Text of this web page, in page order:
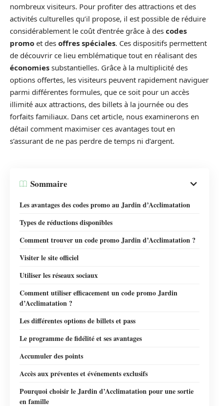
nombreux visiteurs. Pour profiter des attractions et des
activités culturelles qu’il propose, il est possible de réduire
considérablement le coût d’entrée grâce à des codes
promo et des offres spéciales. Ces dispositifs permettent
de découvrir ce lieu emblématique tout en réalisant des
économies substantielles. Grâce à la multiplicité des
options offertes, les visiteurs peuvent rapidement naviguer
parmi différentes formules, que ce soit pour un accès
illimité aux attractions, des billets à la journée ou des
forfaits familiaux. Dans cet article, nous examinerons en
détail comment maximiser ces avantages tout en
s’assurant de ne pas perdre de temps ni d’argent.
Sommaire
Les avantages des codes promo au Jardin d’Acclimatation
Types de réductions disponibles
Comment trouver un code promo Jardin d’Acclimatation ?
Visiter le site officiel
Utiliser les réseaux sociaux
Comment utiliser efficacement un code promo Jardin
d’Acclimatation ?
Les différentes options de billets et pass
Le programme de fidélité et ses avantages
Accumuler des points
Accès aux préventes et événements exclusifs
Pourquoi choisir le Jardin d’Acclimatation pour une sortie
en famille